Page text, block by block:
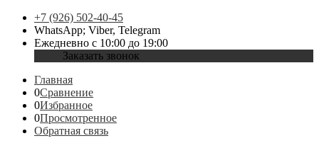
+7 (926) 502-40-45
WhatsApp; Viber, Telegram
Ежедневно с 10:00 до 19:00
Заказать звонок
Главная
0Сравнение
0Избранное
0Просмотренное
Обратная связь